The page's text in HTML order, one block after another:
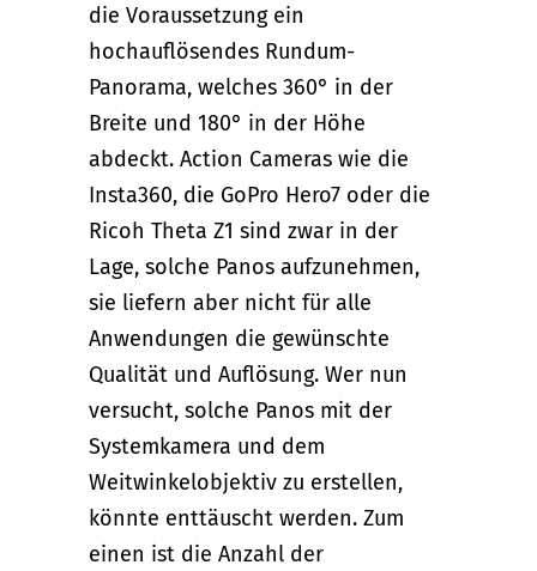
die Voraussetzung ein
hochauflösendes Rundum-
Panorama, welches 360° in der
Breite und 180° in der Höhe
abdeckt. Action Cameras wie die
Insta360, die GoPro Hero7 oder die
Ricoh Theta Z1 sind zwar in der
Lage, solche Panos aufzunehmen,
sie liefern aber nicht für alle
Anwendungen die gewünschte
Qualität und Auflösung. Wer nun
versucht, solche Panos mit der
Systemkamera und dem
Weitwinkelobjektiv zu erstellen,
könnte enttäuscht werden. Zum
einen ist die Anzahl der